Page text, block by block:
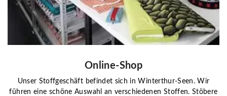
Online-Shop
Unser Stoffgeschäft befindet sich in Winterthur-Seen. Wir
führen eine schöne Auswahl an verschiedenen Stoffen. Stöbere